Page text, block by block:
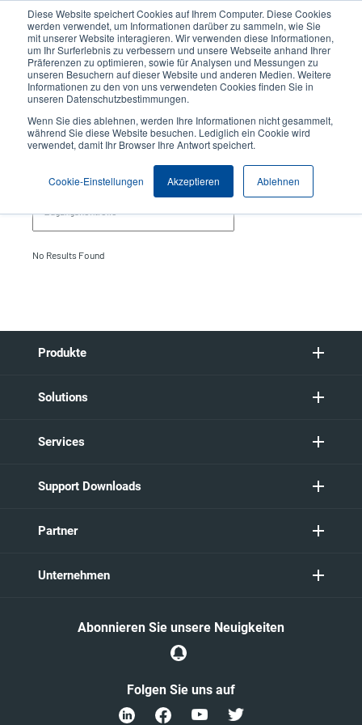
Diese Website speichert Cookies auf Ihrem Computer. Diese Cookies
werden verwendet, um Informationen darüber zu sammeln, wie Sie
mit unserer Website interagieren. Wir verwenden diese Informationen,
um Ihr Surferlebnis zu verbessern und unsere Webseite anhand Ihrer
Präferenzen zu optimieren, sowie für Analysen und Messungen zu
unseren Besuchern auf dieser Website und anderen Medien. Weitere
Informationen zu den von uns verwendeten Cookies finden Sie in
unseren Datenschutzbestimmungen.
Wenn Sie dies ablehnen, werden Ihre Informationen nicht gesammelt,
während Sie diese Website besuchen. Lediglich ein Cookie wird
verwendet, damit Ihr Browser Ihre Antwort speichert.
Cookie-Einstellungen Akzeptieren Ablehnen
User
account
menu
User
Header
Produktsuche Kontakt
Zugangskontrolle
Themen
No Results Found
Produkte
Solutions
Services
Support Downloads
Partner
Unternehmen
Folgen Sie uns auf
Abonnieren Sie unsere Neuigkeiten